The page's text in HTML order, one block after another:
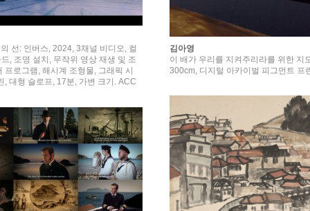
김아영
이 배가 우리를 지켜주리라를 위한 지
300cm, 디지털 아카이벌 피그먼트 프
선: 인버스, 2024, 3채널 비디오, 컬
, 조명 설치, 무작위 영상 재생 및 조
프로그램, 해시계 조형물, 그래픽 시
, 대형 슬로프, 17분, 가변 크기. ACC